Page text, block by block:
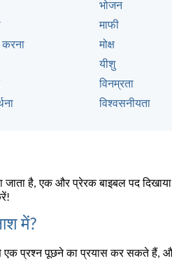
करना
भोजन
माफी
मोक्ष
यीशु
विनम्रता
विश्वसनीयता
जाता है, एक और प्रेरक बाइबल पद
में?
से एक प्रश्न पूछने का प्रयास कर सकते हैं,